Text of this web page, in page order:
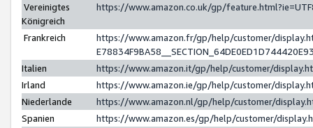
Vereinigtes
Königreich
https://www.amazon.co.uk/gp/
Frankreich
https://www.amazon.fr/gp/help/customer/
Italien
https://www.amazon.it/gp/help/customer/
Irland
https://www.amazon.ie/gp/help/customer/
Niederlande
https://www.amazon.nl/gp/help/customer/
Spanien
https://www.amazon.es/gp/help/customer/